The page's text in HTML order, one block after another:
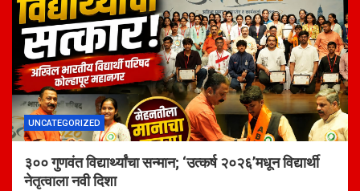
UNCATEGORIZED
३०० गुणवंत विद्यार्थ्यांचा सन्मान; ‘उत्कर्ष २०२६’मधून विद्यार्थी
नेतृत्वाला नवी दिशा